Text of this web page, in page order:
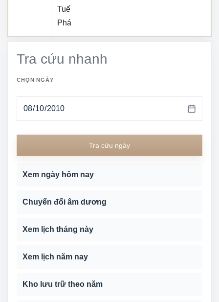
Tuế
Phá
Tra cứu nhanh
CHỌN NGÀY
Tra cứu ngày
Xem ngày hôm nay
Chuyển đổi âm dương
Xem lịch tháng này
Xem lịch năm nay
Kho lưu trữ theo năm